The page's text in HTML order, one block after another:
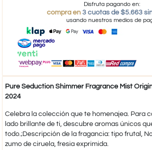
Disfruta pagando en:
compra en 3 cuotas de $5.663
usando nuestros medios de
Pure Seduction Shimmer Fragrance Mist
2024
Celebra la colección que te homenajea. Para
lado brillante de ti, descubre aromas únicos
todo.;Descripción de la fragancia: tipo frutal,
zumo de ciruela, fresia exprimida.